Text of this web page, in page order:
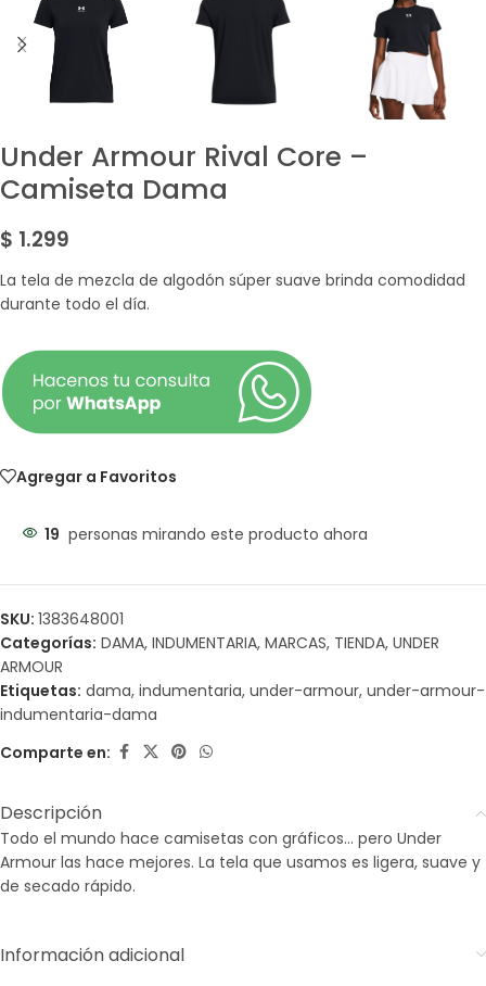
Under Armour Rival Core –
Camiseta Dama
$ 1.299
La tela de mezcla de algodón súper suave brinda comodidad
durante todo el día.
Agregar a Favoritos
19 personas mirando este producto ahora
SKU: 1383648001
Categorías: DAMA, INDUMENTARIA, MARCAS, TIENDA, UNDER
ARMOUR
Etiquetas: dama, indumentaria, under-armour, under-armour-
indumentaria-dama
Comparte en:
Descripción
Todo el mundo hace camisetas con gráficos… pero Under
Armour las hace mejores. La tela que usamos es ligera, suave y
de secado rápido.
Información adicional